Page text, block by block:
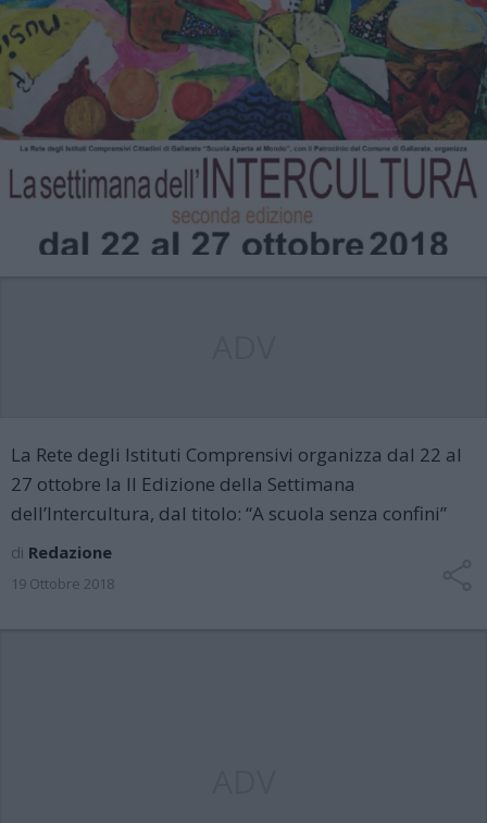
La Rete degli Istituti Comprensivi organizza dal 22 al
27 ottobre la II Edizione della Settimana
dell’Intercultura, dal titolo: “A scuola senza confini”
di Redazione
19 Ottobre 2018